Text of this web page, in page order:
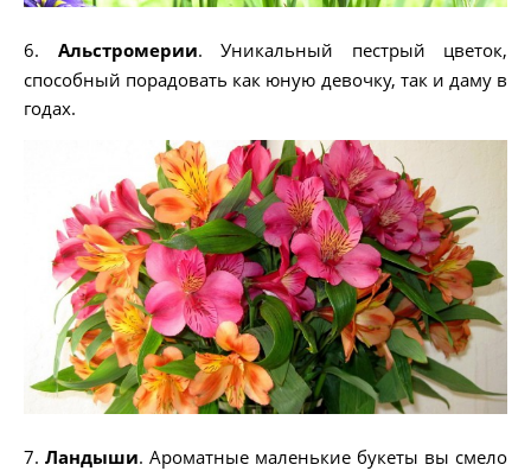
6. Альстромерии. Уникальный пестрый цветок,
способный порадовать как юную девочку, так и даму в
годах.
7. Ландыши. Ароматные маленькие букеты вы смело